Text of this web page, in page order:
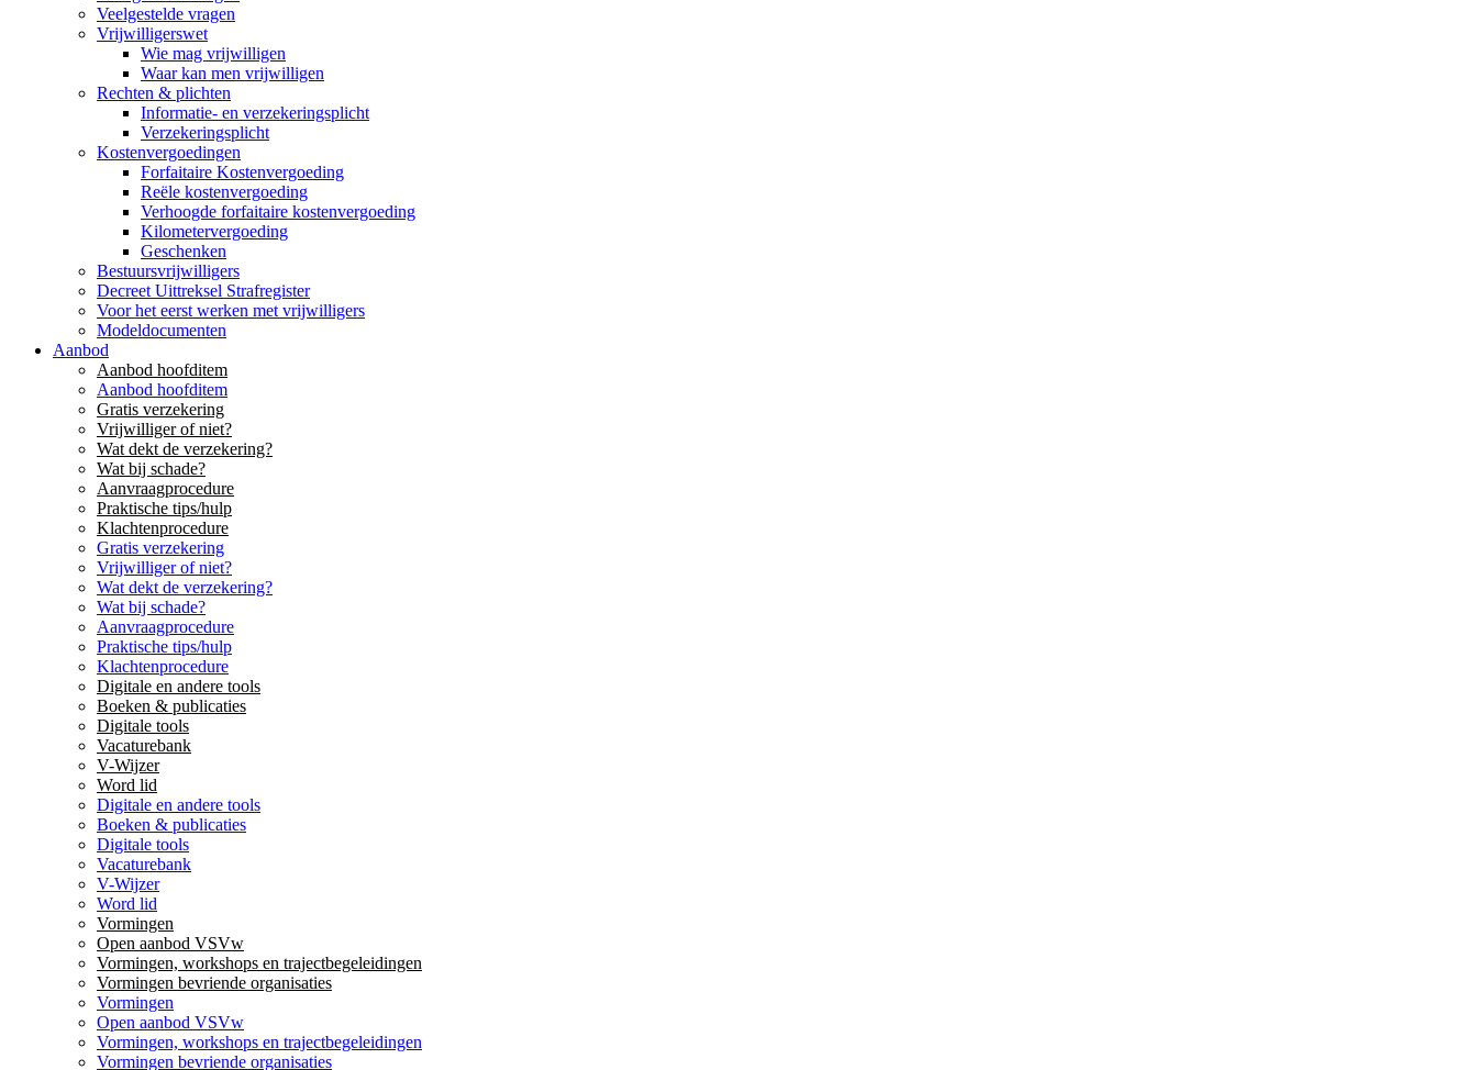
Veelgestelde vragen
Vrijwilligerswet
Wie mag vrijwilligen
Waar kan men vrijwilligen
Rechten & plichten
Informatie- en verzekeringsplicht
Verzekeringsplicht
Kostenvergoedingen
Forfaitaire Kostenvergoeding
Reële kostenvergoeding
Verhoogde forfaitaire kostenvergoeding
Kilometervergoeding
Geschenken
Bestuursvrijwilligers
Decreet Uittreksel Strafregister
Voor het eerst werken met vrijwilligers
Modeldocumenten
Aanbod
Aanbod hoofditem
Aanbod hoofditem
Gratis verzekering
Vrijwilliger of niet?
Wat dekt de verzekering?
Wat bij schade?
Aanvraagprocedure
Praktische tips/hulp
Klachtenprocedure
Gratis verzekering
Vrijwilliger of niet?
Wat dekt de verzekering?
Wat bij schade?
Aanvraagprocedure
Praktische tips/hulp
Klachtenprocedure
Digitale en andere tools
Boeken & publicaties
Digitale tools
Vacaturebank
V-Wijzer
Word lid
Digitale en andere tools
Boeken & publicaties
Digitale tools
Vacaturebank
V-Wijzer
Word lid
Vormingen
Open aanbod VSVw
Vormingen, workshops en trajectbegeleidingen
Vormingen bevriende organisaties
Vormingen
Open aanbod VSVw
Vormingen, workshops en trajectbegeleidingen
Vormingen bevriende organisaties